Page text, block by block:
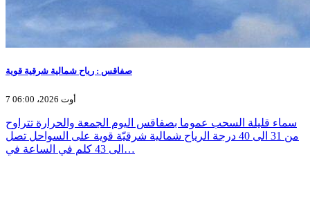
صفاقس : رياح شمالية شرقية قوية
7 أوت 2026، 06:00
سماء قليلة السحب عموما بصفاقس اليوم الجمعة والحرارة تتراوح
من 31 الى 40 درجة الرياح شمالية شرقيّة قوية على السواحل تصل
الى 43 كلم في الساعة في…